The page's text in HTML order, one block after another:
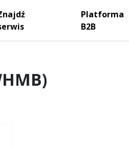
Platforma
B2B